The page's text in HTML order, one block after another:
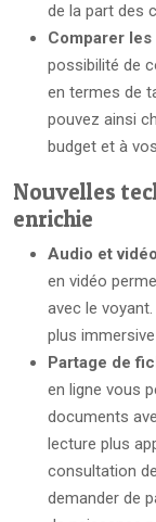
de la part des
Comparer
possibilité de
en termes de
pouvez ainsi
budget et à
Nouvelles
enrichie
Audio et
en vidéo
avec le
plus
Partage de
en ligne vous
documents
lecture plus
consultation
demander de